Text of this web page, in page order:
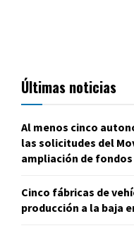
Últimas noticias
Al menos cinco
las solicitudes del
ampliación de fondos
Cinco fábricas de
producción a la baja